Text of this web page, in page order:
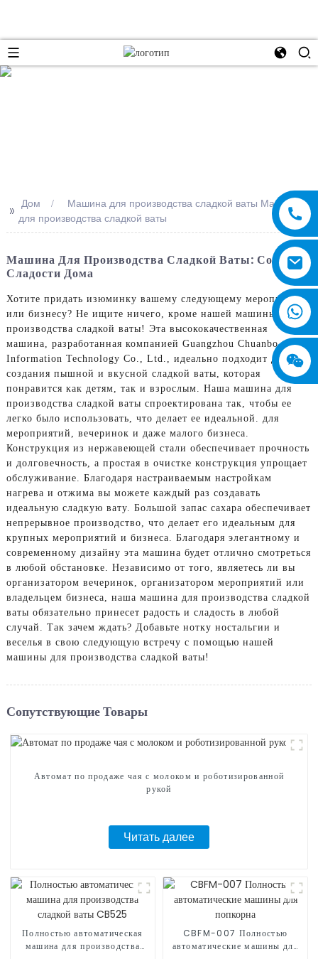
>> Дом
Машина для производства сладкой ваты Машина
для производства сладкой ваты
Машина Для Производства Сладкой Ваты: Создайте
Сладости Дома
Хотите придать изюминку вашему следующему мероприятию
или бизнесу? Не ищите ничего, кроме нашей машины для
производства сладкой ваты! Эта высококачественная
машина, разработанная компанией Guangzhou Chuanbo
Information Technology Co., Ltd., идеально подходит для
создания пышной и вкусной сладкой ваты, которая
понравится как детям, так и взрослым. Наша машина для
производства сладкой ваты спроектирована так, чтобы ее
легко было использовать, что делает ее идеальной. для
мероприятий, вечеринок и даже малого бизнеса.
Конструкция из нержавеющей стали обеспечивает прочность
и долговечность, а простая в очистке конструкция упрощает
обслуживание. Благодаря настраиваемым настройкам
нагрева и отжима вы можете каждый раз создавать
идеальную сладкую вату. Большой запас сахара обеспечивает
непрерывное производство, что делает его идеальным для
крупных мероприятий и бизнеса. Благодаря элегантному и
современному дизайну эта машина будет отлично смотреться
в любой обстановке. Независимо от того, являетесь ли вы
организатором вечеринок, организатором мероприятий или
владельцем бизнеса, наша машина для производства сладкой
ваты обязательно принесет радость и сладость в любой
случай. Так зачем ждать? Добавьте нотку ностальгии и
веселья в свою следующую встречу с помощью нашей
машины для производства сладкой ваты!
Сопутствующие Товары
Автомат по продаже чая с молоком и роботизированной
рукой
Читать далее
Полностью автоматическая
машина для производства
CBFM-007 Полностью
автоматические машины для